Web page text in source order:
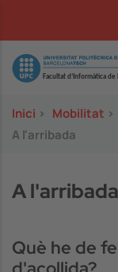
Image
Inici > Mobilitat >
A l'arribada
A l'arribada
Què he de